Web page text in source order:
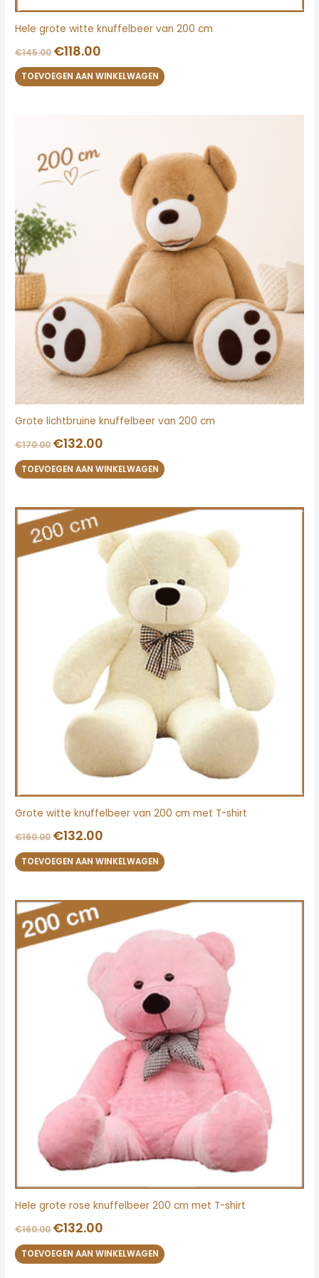
Hele grote witte knuffelbeer van 200 cm
€145.00 €118.00
TOEVOEGEN AAN WINKELWAGEN
Grote lichtbruine knuffelbeer van 200 cm
€170.00
€170.00.
€132.00
€132.00.
TOEVOEGEN AAN WINKELWAGEN
Grote witte knuffelbeer van 200 cm met T-shirt
€160.00
Oorspronkelijke
prijs
was:
€160.00.
€132.00
is:
€132.00.
TOEVOEGEN AAN WINKELWAGEN
Hele grote rose knuffelbeer 200 cm met T-shirt
€160.00
Oorspronkelijke
prijs
was:
€160.00.
€132.00
is:
€132.00.
TOEVOEGEN AAN WINKELWAGEN